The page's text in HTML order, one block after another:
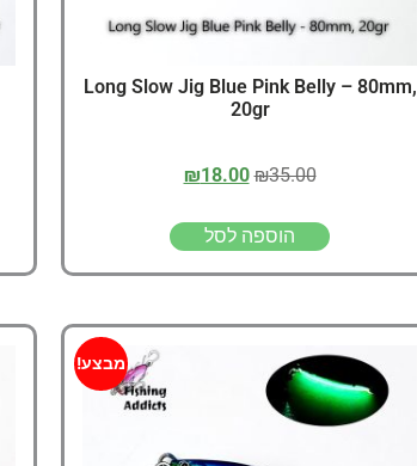
Long Slow Jig Blue Pink Belly – 80mm,
20gr
₪35.00
₪18.00
הוספה לסל
מבצע!